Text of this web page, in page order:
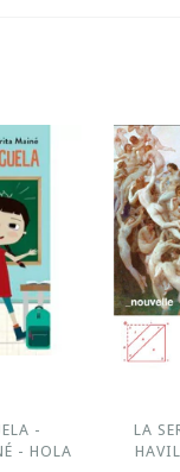
-
- HOLA
LA